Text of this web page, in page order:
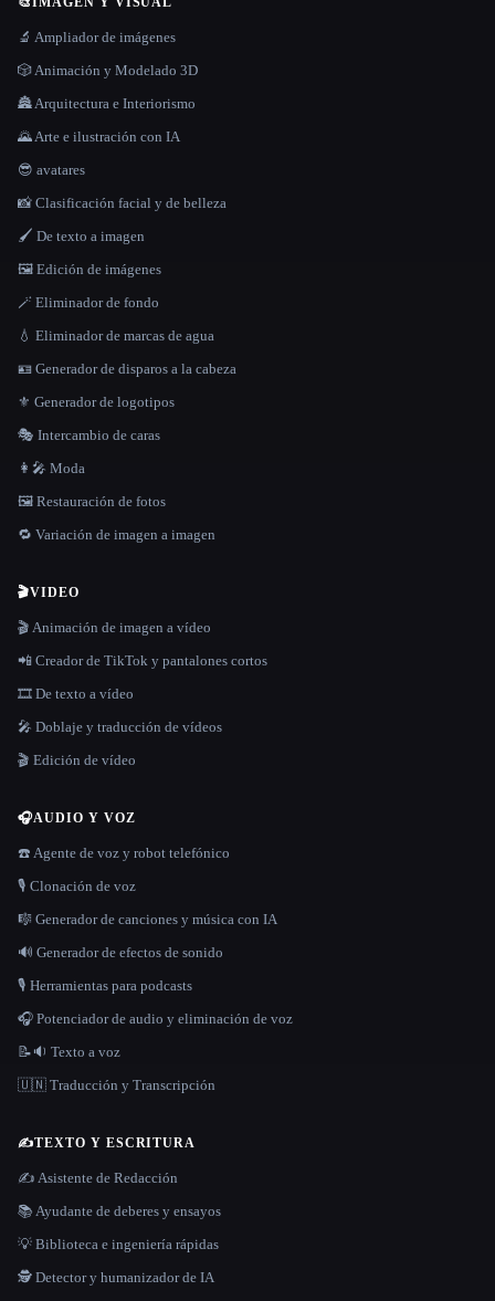
🔬 Ampliador de imágenes
🎲 Animación y Modelado 3D
🏯 Arquitectura e Interiorismo
🌄 Arte e ilustración con IA
😎 avatares
📸 Clasificación facial y de belleza
🖌️ De texto a imagen
🖼️ Edición de imágenes
🪄 Eliminador de fondo
💧 Eliminador de marcas de agua
🪪 Generador de disparos a la cabeza
⚜️ Generador de logotipos
🎭 Intercambio de caras
👩‍🎤 Moda
🖼️ Restauración de fotos
🔁 Variación de imagen a imagen
🎬VIDEO
🎬 Animación de imagen a vídeo
📲 Creador de TikTok y pantalones cortos
🎞️ De texto a vídeo
🎤 Doblaje y traducción de vídeos
🎬 Edición de vídeo
🎧AUDIO Y VOZ
☎️ Agente de voz y robot telefónico
🎙️ Clonación de voz
🎼 Generador de canciones y música con IA
🔊 Generador de efectos de sonido
🎙️ Herramientas para podcasts
🎧 Potenciador de audio y eliminación de voz
📝🔉 Texto a voz
🇺🇳 Traducción y Transcripción
✍️TEXTO Y ESCRITURA
✍️ Asistente de Redacción
📚 Ayudante de deberes y ensayos
💡 Biblioteca e ingeniería rápidas
🕵️ Detector y humanizador de IA